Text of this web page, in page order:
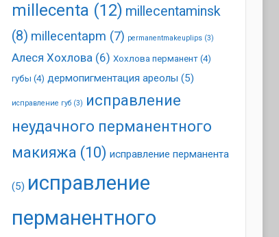
millecenta (12) millecentaminsk
(8) millecentapm (7) permanentmakeuplips(3)
Алеся Хохлова(6) Хохлова перманент(4)
губы (4) дермопигментация ареолы (5)
исправление губ(3) исправление
неудачного перманентного
макияжа (10) исправление перманента
(5) исправление
перманентного